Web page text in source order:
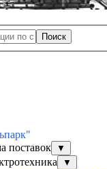
Поиск
поставок
▼
▼